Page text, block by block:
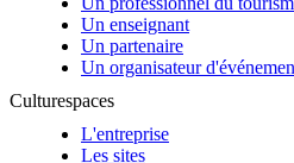
Un enseignant
Un partenaire
Un organisateur
Culturespaces
L'entreprise
Les sites